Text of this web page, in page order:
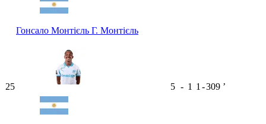
Гонсало Монтієль Г. Монтієль
25 5 - 1 1 -309 ʼ